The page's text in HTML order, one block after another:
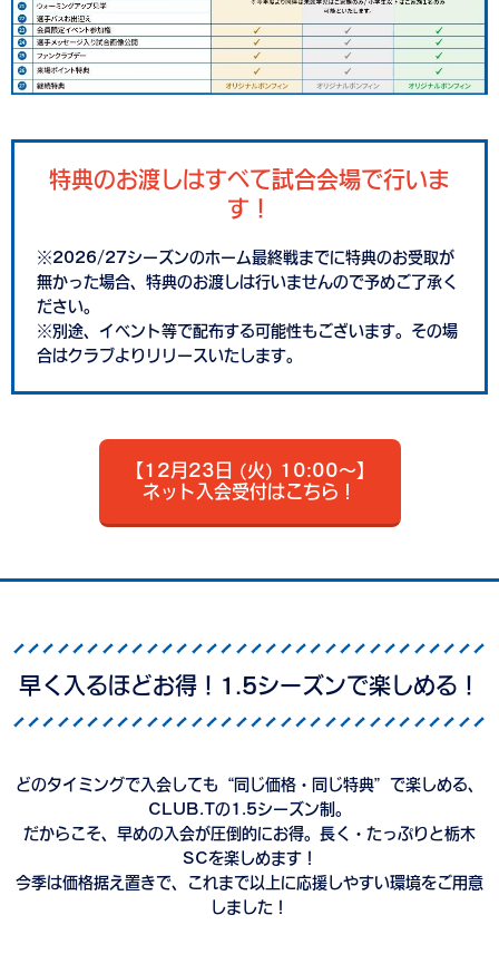
特典のお渡しはすべて試合会場で行いま
す！
※2026/27シーズンのホーム最終戦までに特典のお受取が
無かった場合、特典のお渡しは行いませんので予めご了承く
ださい。
※別途、イベント等で配布する可能性もございます。その場
合はクラブよりリリースいたします。
【12月23日 (火) 10:00～】
ネット入会受付はこちら！
早く入るほどお得！1.5シーズンで楽しめる！
どのタイミングで入会しても“同じ価格・同じ特典”で楽しめる、
CLUB.Tの1.5シーズン制。
だからこそ、早めの入会が圧倒的にお得。長く・たっぷりと栃木
SCを楽しめます！
今季は価格据え置きで、これまで以上に応援しやすい環境をご用意
しました！